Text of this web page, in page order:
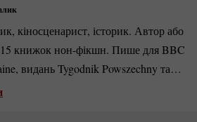
кіносценарист, історик. Автор або
15 книжокнон-фікшн. Пише для BBC
видань Tygodnik Powszechny та
Публікувався у журналах